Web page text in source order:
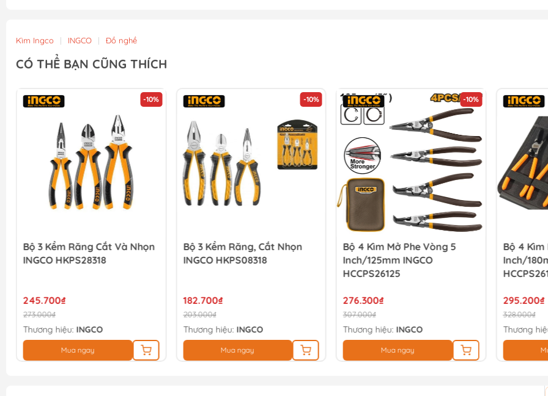
Kìm Ingco | INGCO | Đồ nghề
CÓ THỂ BẠN CŨNG THÍCH
-10%
Bộ 3 Kềm Răng Cắt Và Nhọn
INGCO HKPS28318
245.700₫
273.000₫
Thương hiệu: INGCO
Mua ngay
-10%
Bộ 3 Kềm Răng, Cắt Nhọn
INGCO HKPS08318
182.700₫
203.000₫
Thương hiệu: INGCO
Mua ngay
-10%
Bộ 4 Kìm Mở Phe Vòng 5
Inch/125mm INGCO
HCCPS26125
276.300₫
307.000₫
Thương hiệu: INGCO
Mua ngay
Bộ 4 Kìm
Inch/
295.200₫
328.000₫
Thương